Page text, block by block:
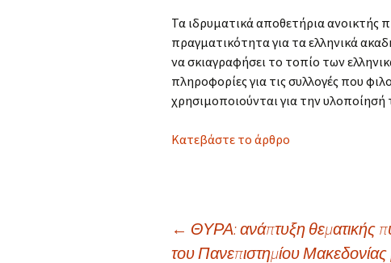
Τα ιδρυματικά αποθετήρια ανοικτής
πραγματικότητα για τα ελληνικά
να σκιαγραφήσει το τοπίο των
πληροφορίες για τις συλλογές που
χρησιμοποιούνται για την υλοποίησή
Κατεβάστε το άρθρο
← ΘΥΡΑ: ανάπτυξη θεματικής
του Πανεπιστημίου